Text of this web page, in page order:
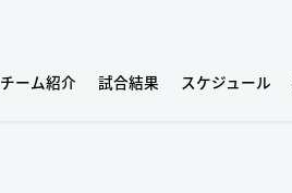
チーム紹介 試合結果 スケジュール